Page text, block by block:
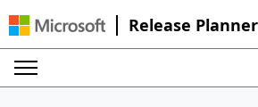
Release Planner